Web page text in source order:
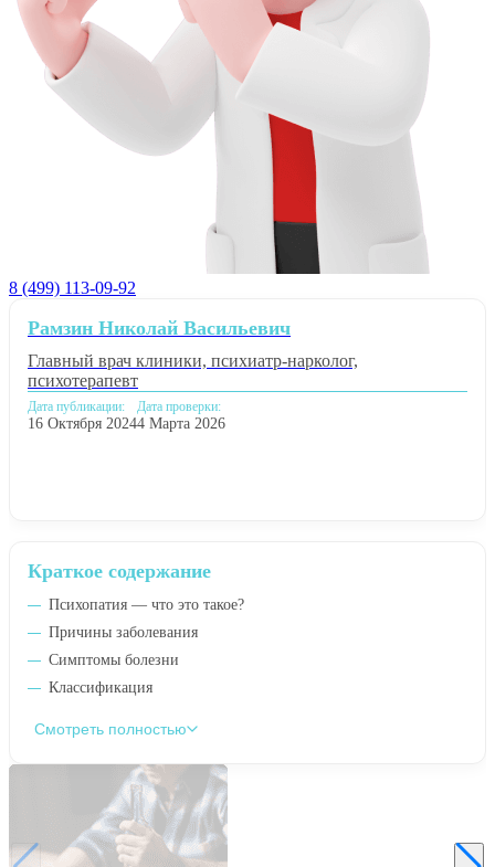
8 (499) 113-09-92
Краткое содержание
Психопатия — что это такое?
Причины заболевания
Симптомы болезни
Классификация
Смотреть полностью
Рамзин Николай Васильевич
Главный врач клиники, психиатр-нарколог,
психотерапевт
Дата публикации:
16 Октября 2024
Дата проверки:
4 Марта 2026